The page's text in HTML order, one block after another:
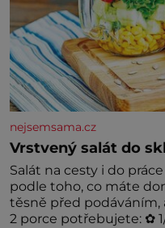
nejsemsama.cz
Vrstvený salát do
Salát na cesty i do
podle toho, co máte
těsně před podáváním,
2 porce potřebujete: ✿